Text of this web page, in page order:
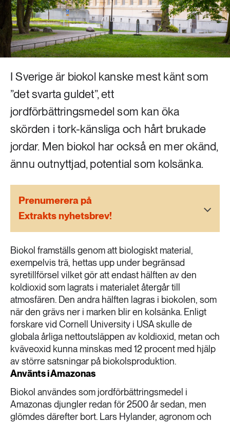
Mat & jordbruk
Skog
Social hållbarhet
Transport
252 ARTIKLAR
Landsbygd
Livsstil & konsumtion
612 ARTIKLAR
Mat & jordbruk
262 ARTIKLAR
Skog
Social hållbarhet
189 ARTIKLAR
473 ARTIKLAR
Vatten
I Sverige är biokol kanske mest känt som
”det svarta guldet”, ett
jordförbättringsmedel som kan öka
skörden i tork-känsliga och hårt brukade
jordar. Men biokol har också en mer okänd,
ännu outnyttjad, potential som kolsänka.
Prenumerera på
Extrakts nyhetsbrev!
Biokol framställs genom att biologiskt material,
exempelvis trä, hettas upp under begränsad
syretillförsel vilket gör att endast hälften av den
koldioxid som lagrats i materialet återgår till
atmosfären. Den andra hälften lagras i biokolen, som
när den grävs ner i marken blir en kolsänka. Enligt
forskare vid Cornell University i USA skulle de
globala årliga nettoutsläppen av koldioxid, metan och
kväveoxid kunna minskas med 12 procent med hjälp
av större satsningar på biokolsproduktion.
Använts i Amazonas
Biokol användes som jordförbättringsmedel i
Amazonas djungler redan för 2500 år sedan, men
glömdes därefter bort. Lars Hylander, agronom och